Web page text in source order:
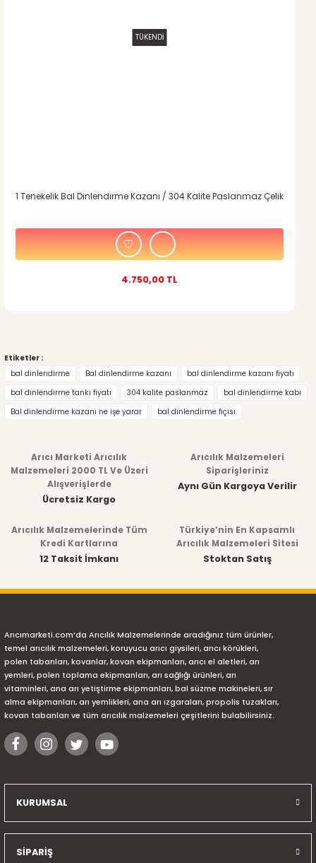
TÜKENDİ
1 Tenekelik Bal Dinlendirme Kazanı / 304 Kalite Paslanmaz Çelik
4.750,00 TL
Etiketler :
bal dinlendirme
Bal dinlendirme kazanı
bal dinlendirme kazanı fiyatı
bal dinlendirme tankı fiyatı
304 kalite paslanmaz
bal dinlendirme kabı
Bal dinlendirme kazanı ne işe yarar
bal dinlendirme fıçısı
Arıcı Marketi Arıcılık
Malzemeleri 2000 TL Ve Üzeri
Alışverişlerde
Ücretsiz Kargo
Arıcılık Malzemeleri
Siparişleriniz
Aynı Gün Kargoya Verilir
Arıcılık Malzemelerinde Tüm
Kredi Kartlarına
12 Taksit İmkanı
Türkiye’nin En Kapsamlı
Arıcılık Malzemeleri Sitesi
Stoktan Satış
Arıcımarketi.com’da Arıcılık Malzemelerinde aradığınız tüm ürünler,
temel arıcılık malzemeleri, koruyucu arıcı giysileri, arıcı körükleri,
polen tabanları, kovanlar, kovan ekipmanları, arıcı el aletleri, arı
yemleri, polen toplama ekipmanları, arı sağlığı ürünleri, arı
vitaminleri, ana arı yetiştirme ekipmanları, bal süzme makineleri, sır
alma ekipmanları, arı yemlikleri, ana arı ızgaraları, propolis tuzakları,
kovan tabanları ve tüm arıcılık malzemeleri çeşitlerini bulabilirsiniz.
KURUMSAL
SİPARİŞ